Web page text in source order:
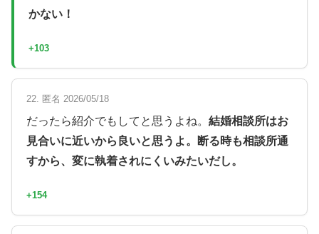
かない！
+103
22. 匿名 2026/05/18
だったら紹介でもしてと思うよね。 結婚相談所はお
見合いに近いから良いと思うよ。断る時も相談所通
すから、変に執着されにくいみたいだし。
+154